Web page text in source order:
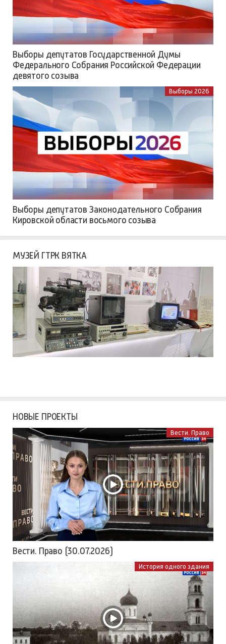
Выборы депутатов Государственной Думы
Федерального Собрания Российской Федерации
девятого созыва
Выборы 2026
Выборы депутатов Законодательного Собрания
Кировской области восьмого созыва
МУЗЕЙ ГТРК ВЯТКА
НОВЫЕ ПРОЕКТЫ
Вести. Право
Вести. Право (30.07.2026)
История одного здания